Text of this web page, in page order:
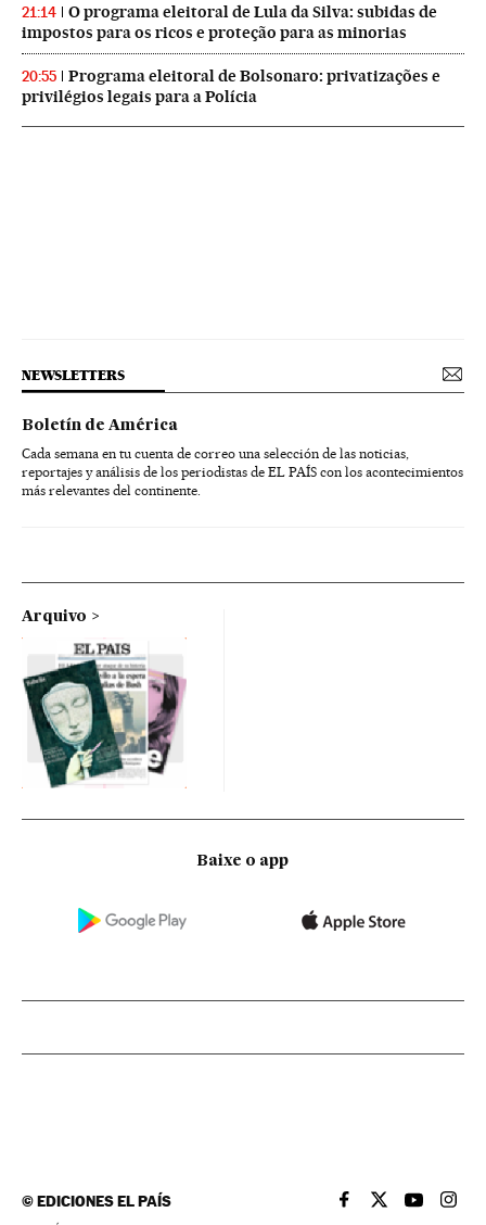
21:14
O programa eleitoral de Lula da Silva: subidas de
impostos para os ricos e proteção para as minorias
20:55
Programa eleitoral de Bolsonaro: privatizações e
privilégios legais para a Polícia
NEWSLETTERS
Boletín de América
Cada semana en tu cuenta de correo una selección de las noticias,
reportajes y análisis de los periodistas de EL PAÍS con los acontecimientos
más relevantes del continente.
Arquivo
Baixe o app
©EDICIONES EL PAÍS EL PAÍS BRASIL EN
EL PAÍSEL PAÍS
EL